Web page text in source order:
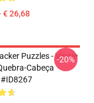
€ 26,68
Puzzles - Vinnie
Cabeça
-20%